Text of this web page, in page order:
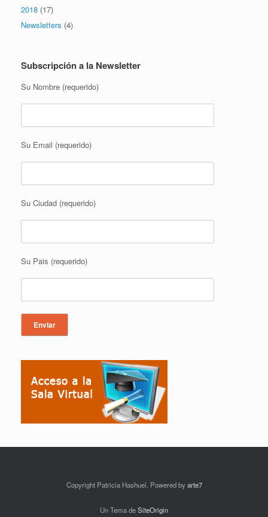
2018 (17)
Newsletters (4)
Subscripción a la Newsletter
Su Nombre (requerido)
Su Email (requerido)
Su Ciudad (requerido)
Su Pais (requerido)
Copyright Patricia Hashuel. Powered byarte7
Un Tema deSiteOrigin